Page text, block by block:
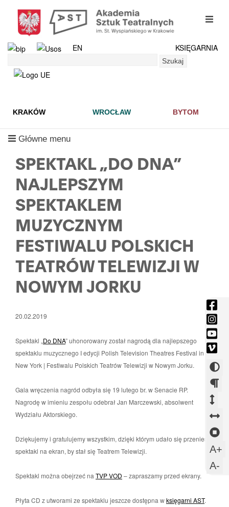
-
się
w
-
się
w
-
się
w
się
w
A+
A-
EN
KSIĘGARNIA
Szukaj
KRAKÓW WROCŁAW BYTOM
mobilne
menu
Główne menu
SPEKTAKL „DO DNA”
NAJLEPSZYM
SPEKTAKLEM
MUZYCZNYM
FESTIWALU POLSKICH
TEATRÓW TELEWIZJI W
NOWYM JORKU
20.02.2019
Spektakl „Do DNA” uhonorowany został nagrodą dla najlepszego
spektaklu muzycznego I edycji Polish Television Theatres Festival in
New York | Festiwalu Polskich Teatrów Telewizji w Nowym Jorku.
Gala wręczenia nagród odbyła się 19 lutego br. w Senacie RP.
Nagrodę w imieniu zespołu odebrał Jan Marczewski, absolwent
Wydziału Aktorskiego.
Dziękujemy i gratulujemy wszystkim, dzięki którym udało się przenieść
spektakl na ekran, by stał się Teatrem Telewizji.
Spektakl można obejrzeć na TVP VOD – zapraszamy przed ekrany.
Płyta CD z utworami ze spektaklu jeszcze dostępna wksięgarni AST.